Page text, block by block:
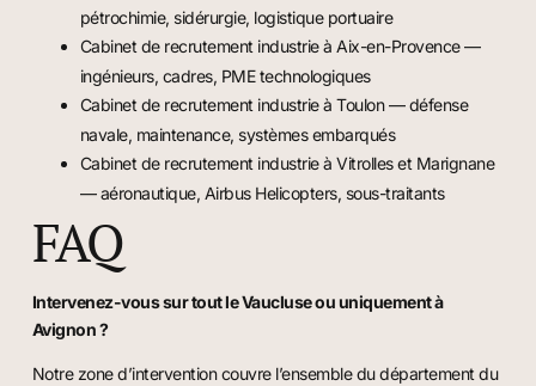
pétrochimie, sidérurgie, logistique portuaire
Cabinet de recrutement industrie à Aix-en-Provence—
ingénieurs, cadres, PME technologiques
Cabinet de recrutement industrie à Toulon— défense
navale, maintenance, systèmes embarqués
Cabinet de recrutement industrie à Vitrolles et Marignane
— aéronautique, Airbus Helicopters, sous-traitants
FAQ
Intervenez-vous sur tout le Vaucluse ou uniquement à
Avignon ?
Notre zone d’intervention couvre l’ensemble du département du